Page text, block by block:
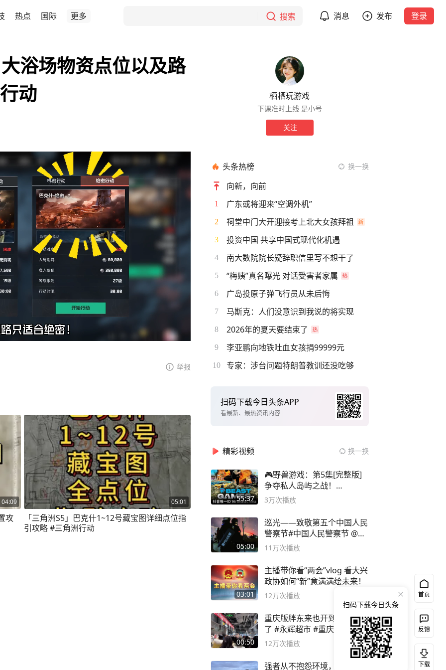
热点 国际 更多 搜索 消息 发布 登录
浴场物资点位以及路
动
举报
04:09
攻
05:01
「三角洲S5」巴克什1~12号藏宝图详细点位指
引攻略 #三角洲行动
栖栖玩游戏
下课准时上线 是小号
关注
头条热榜 换一换
向新，向前
1 广东或将迎来“空调外机”
2 祠堂中门大开迎接考上北大女孩拜祖
3 投资中国 共享中国式现代化机遇
4 南大数院院长疑辞职信里写不想干了
5 “梅姨”真名曝光 对话受害者家属
6 广岛投原子弹飞行员从未后悔
7 马斯克：人们没意识到我说的将实现
8 2026年的夏天要结束了
9 李亚鹏向地铁吐血女孩捐99999元
10 专家：涉台问题特朗普教训还没吃够
扫码下载今日头条APP
看最新、最热资讯内容
精彩视频 换一换
55:37
🎮野兽游戏：第5集[完整版]
争夺私人岛屿之战！
#MrBeastChina
3万次播放
05:00
巡光——致敬第五个中国人民
警察节#中国人民警察节 @抖
音小助手
11万次播放
03:01
主播带你看“两会”vlog 看大兴
政协如何“新”意满满绘未来！
12万次播放
00:50
重庆版胖东来也开到吾悦广场
了 #永辉超市 #重庆版胖永辉
12万次播放
强者从不抱怨环境，这弹弓玩
首页
反馈
下载
扫码下载今日头条